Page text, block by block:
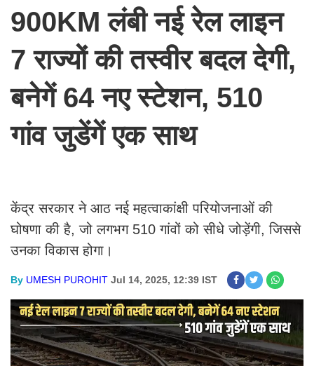
900KM लंबी नई रेल लाइन
7 राज्यों की तस्वीर बदल देगी,
बनेगें 64 नए स्टेशन, 510
गांव जुडेंगें एक साथ
केंद्र सरकार ने आठ नई महत्वाकांक्षी परियोजनाओं की
घोषणा की है, जो लगभग 510 गांवों को सीधे जोड़ेंगी, जिससे
उनका विकास होगा।
By UMESH PUROHIT Jul 14, 2025, 12:39 IST